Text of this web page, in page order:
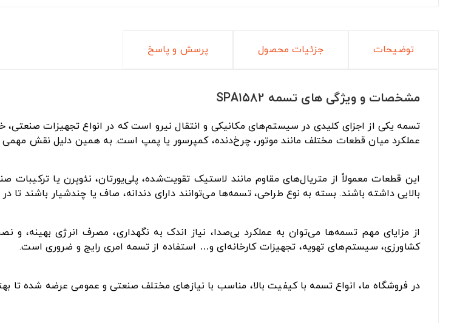
توضیحات جزئیات محصول پرسش و پاسخ
مشخصات و ویژگی های تسمه SPA1582
تسمه یکی از اجزای کلیدی در سیستم‌های مکانیکی و انتقال نیرو است که در انواع تجهیزات
عملکرد میان قطعات مختلف مانند موتور، چرخ‌دنده، کمپرسور یا پمپ است. به همین دلیل نقش مهمی
این قطعات معمولاً از متریال‌های مقاوم مانند لاستیک تقویت‌شده، پلی‌یورتان، نئوپرن یا
بالایی داشته باشند. بسته به نوع طراحی، تسمه‌ها می‌توانند دارای دندانه، صاف یا چندشیار باشند تا
از مزایای مهم تسمه‌ها می‌توان به عملکرد بی‌صدا، نیاز اندک به نگهداری، مصرف انرژی بهینه،
کشاورزی، سیستم‌های تهویه، تجهیزات کارخانه‌ای و… استفاده از تسمه امری رایج و ضروری است.
در فروشگاه ما، انواع تسمه با کیفیت بالا، مناسب با نیازهای مختلف صنعتی و عمومی عرضه شده تا